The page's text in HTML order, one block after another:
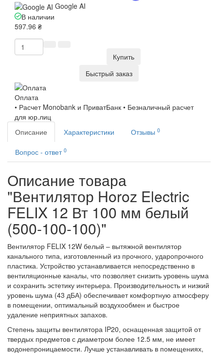
Google AI
В наличии
597.96 ₴
Купить
Быстрый заказ
Оплата
• Расчет Monobank и ПриватБанк • Безналичный расчет
для юр.лиц
Описание
Характеристики Отзывы 0
Вопрос - ответ 0
Описание товара
"Вентилятор Horoz Electric
FELIX 12 Вт 100 мм белый
(500-100-100)"
Вентилятор FELIX 12W белый – вытяжной вентилятор
канального типа, изготовленный из прочного, ударопрочного
пластика. Устройство устанавливается непосредственно в
вентиляционные каналы, что позволяет снизить уровень шума
и сохранить эстетику интерьера. Производительность и низкий
уровень шума (43 дБА) обеспечивает комфортную атмосферу
в помещении, оптимальный воздухообмен и быстрое
удаление неприятных запахов.
Степень защиты вентилятора IP20, оснащенная защитой от
твердых предметов с диаметром более 12.5 мм, не имеет
водонепроницаемости. Лучше устанавливать в помещениях,